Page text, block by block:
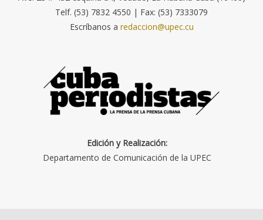
Telf. (53) 7832 4550 | Fax: (53) 7333079
Escríbanos a redaccion@upec.cu
Edición y Realización:
Departamento de Comunicación de la UPEC